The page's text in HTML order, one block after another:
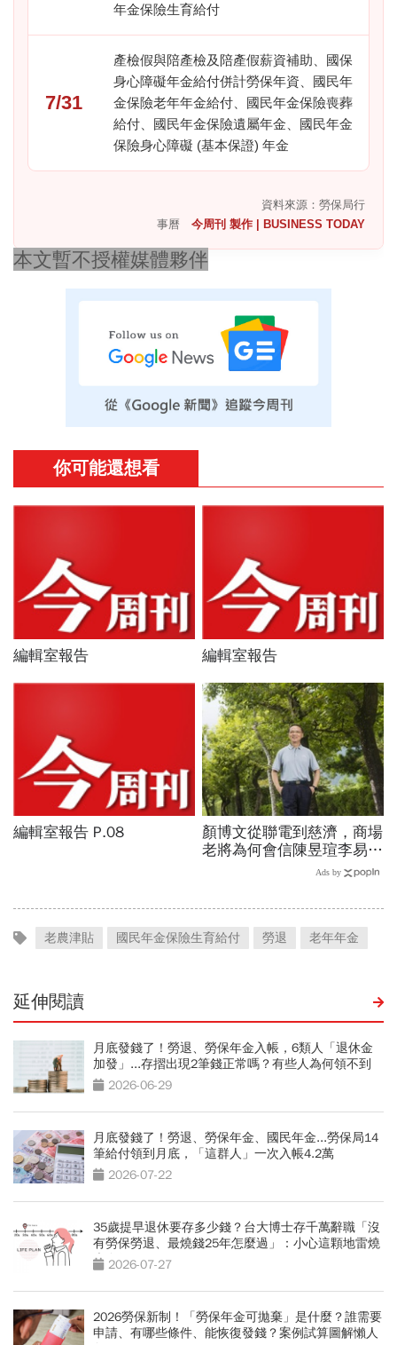
年金保險生育給付
7/31
產檢假與陪產檢及陪產假薪資補助、國保
身心障礙年金給付併計勞保年資、國民年
金保險老年年金給付、國民年金保險喪葬
給付、國民年金保險遺屬年金、國民年金
保險身心障礙 (基本保證) 年金
資料來源：勞保局行
事曆 今周刊 製作 | BUSINESS TODAY
本文暫不授權媒體夥伴
老農津貼 國民年金保險生育給付 勞退 老年年金
延伸閱讀
月底發錢了！勞退、勞保年金入帳，6類人「退休金
加發」...存摺出現2筆錢正常嗎？有些人為何領不到
2026-06-29
月底發錢了！勞退、勞保年金、國民年金...勞保局14
筆給付領到月底，「這群人」一次入帳4.2萬
2026-07-22
35歲提早退休要存多少錢？台大博士存千萬辭職「沒
有勞保勞退、最燒錢25年怎麼過」：小心這顆地雷燒
光存款
2026-07-27
2026勞保新制！「勞保年金可拋棄」是什麼？誰需要
申請、有哪些條件、能恢復發錢？案例試算圖解懶人